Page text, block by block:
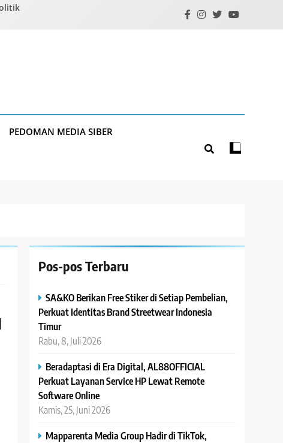
PEDOMAN MEDIA SIBER
Pos-pos Terbaru
SA&KO Berikan Free Stiker di Setiap Pembelian,
Perkuat Identitas Brand Streetwear Indonesia
Timur
Rabu, 8, Juli 2026
Beradaptasi di Era Digital, AL88OFFICIAL
Perkuat Layanan Service HP Lewat Remote
Software Online
Kamis, 25, Juni 2026
Mapparenta Media Group Hadir di TikTok,